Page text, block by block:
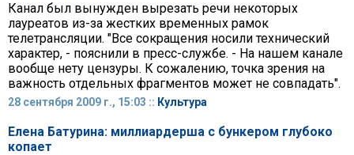
Канал был вынужден вырезать речи некоторых
лауреатов из-за жестких временных рамок
телетрансляции. "Все сокращения носили технический
характер, - пояснили в пресс-службе. - На нашем канале
вообще нету цензуры. К сожалению, точка зрения на
важность отдельных фрагментов может не совпадать".
28 сентября 2009 г., 15:03 :: Культура
Елена Батурина: миллиардерша с бункером глубоко
копает